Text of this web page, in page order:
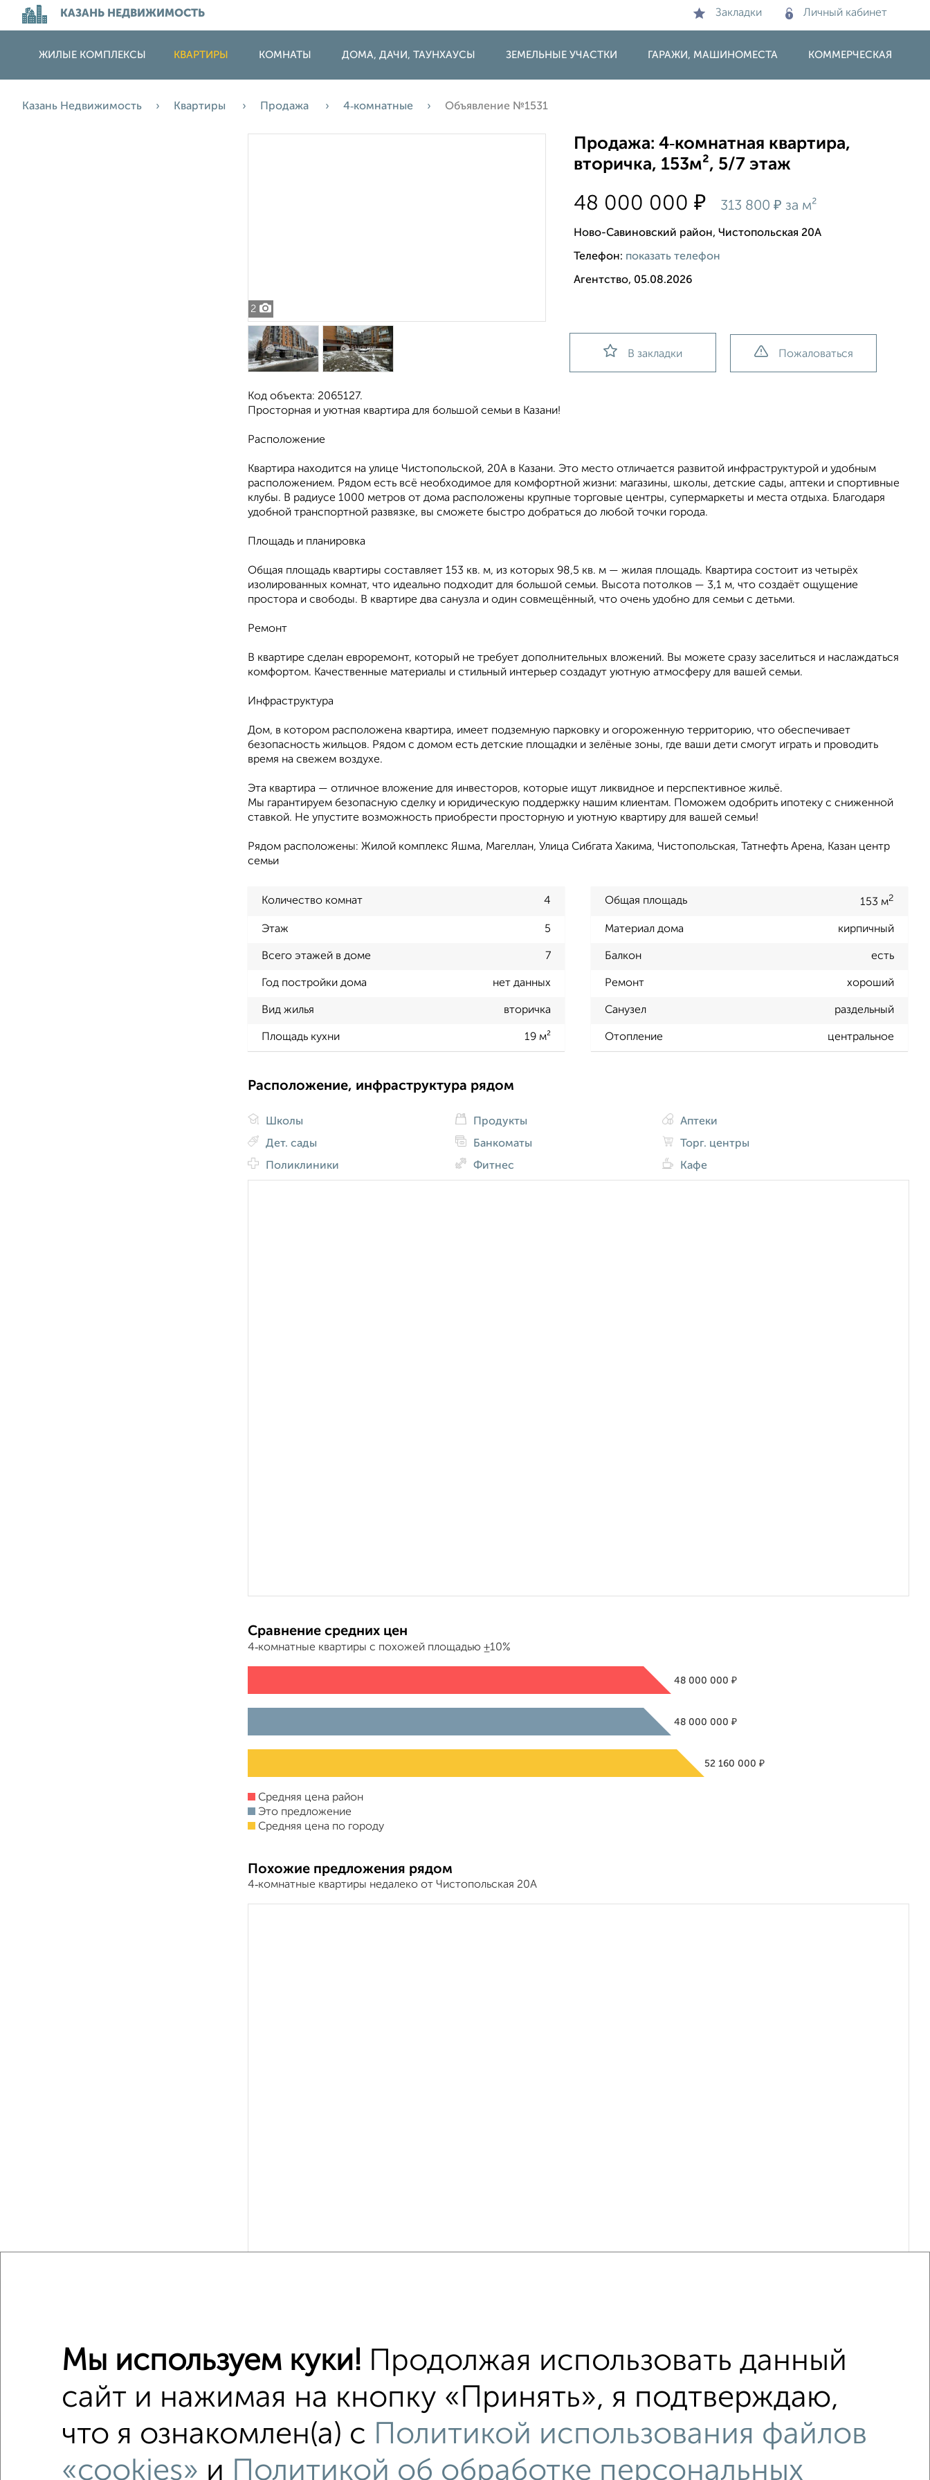
КАЗАНЬ НЕДВИЖИМОСТЬ Закладки Личный кабинет
ЖИЛЫЕ КОМПЛЕКСЫ КВАРТИРЫ КОМНАТЫ ДОМА, ДАЧИ, ТАУНХАУСЫ ЗЕМЕЛЬНЫЕ УЧАСТКИ ГАРАЖИ, МАШИНОМЕСТА КОММЕРЧЕСКАЯ
Казань Недвижимость Квартиры Продажа 4‑комнатные Объявление №1531
2
Продажа: 4‑комнатная квартира,
вторичка, 153м², 5/7 этаж
48 000 000₽ 313 800₽ за м²
Ново-Савиновский район, Чистопольская 20А
Телефон: показать телефон
Агентство, 05.08.2026
В закладки Пожаловаться
Код объекта: 2065127.
Просторная и уютная квартира для большой семьи в Казани!
Расположение
Квартира находится на улице Чистопольской, 20А в Казани. Это место отличается развитой инфраструктурой и удобным
расположением. Рядом есть всё необходимое для комфортной жизни: магазины, школы, детские сады, аптеки и спортивные
клубы. В радиусе 1000 метров от дома расположены крупные торговые центры, супермаркеты и места отдыха. Благодаря
удобной транспортной развязке, вы сможете быстро добраться до любой точки города.
Площадь и планировка
Общая площадь квартиры составляет 153 кв. м, из которых 98,5 кв. м — жилая площадь. Квартира состоит из четырёх
изолированных комнат, что идеально подходит для большой семьи. Высота потолков — 3,1 м, что создаёт ощущение
простора и свободы. В квартире два санузла и один совмещённый, что очень удобно для семьи с детьми.
Ремонт
В квартире сделан евроремонт, который не требует дополнительных вложений. Вы можете сразу заселиться и наслаждаться
комфортом. Качественные материалы и стильный интерьер создадут уютную атмосферу для вашей семьи.
Инфраструктура
Дом, в котором расположена квартира, имеет подземную парковку и огороженную территорию, что обеспечивает
безопасность жильцов. Рядом с домом есть детские площадки и зелёные зоны, где ваши дети смогут играть и проводить
время на свежем воздухе.
Эта квартира — отличное вложение для инвесторов, которые ищут ликвидное и перспективное жильё.
Мы гарантируем безопасную сделку и юридическую поддержку нашим клиентам. Поможем одобрить ипотеку с сниженной
ставкой. Не упустите возможность приобрести просторную и уютную квартиру для вашей семьи!
Рядом расположены: Жилой комплекс Яшма, Магеллан, Улица Сибгата Хакима, Чистопольская, Татнефть Арена, Казан центр
семьи
Количество комнат 4 Общая площадь 153 м2
Этаж 5 Материал дома кирпичный
Всего этажей в доме 7 Балкон есть
Год постройки дома нет данных Ремонт хороший
Вид жилья вторичка Санузел раздельный
Площадь кухни 19 м² Отопление центральное
Расположение, инфраструктура рядом
Школы
Дет. сады
Поликлиники
Продукты
Банкоматы
Фитнес
Аптеки
Торг. центры
Кафе
Сравнение средних цен
4‑комнатные квартиры с похожей площадью ±10%
48 000 000₽
48 000 000₽
52 160 000₽
Средняя цена район
Это предложение
Средняя цена по городу
Похожие предложения рядом
4‑комнатные квартиры недалеко от Чистопольская 20А
Рядом, с меньшей ценой
Недалеко от Чистопольская 20А с ценой ниже
4-к квартиры
Поиск по схожим параметрам:
Ново-Савиновский район на улице Чистопольская с хорошим ремонтом не первый этаж
Мы используем куки! Продолжая использовать данный
сайт и нажимая на кнопку «Принять», я подтверждаю,
что я ознакомлен(а) с Политикой использования файлов
«cookies» и Политикой об обработке персональных